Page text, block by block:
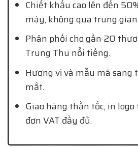
Chiết khấu cao lên đến
máy, không qua trung gian.
Phân phối cho gần 20
Trung Thu nổi tiếng.
Hương vị và mẫu mã sang
mắt.
Giao hàng thần tốc, in logo
đơn VAT đầy đủ.